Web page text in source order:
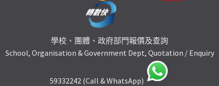
學校、團體、政府部門報價及查詢
School, Organisation & Government Dept, Quotation / Enquiry
59332242 (Call & WhatsApp)